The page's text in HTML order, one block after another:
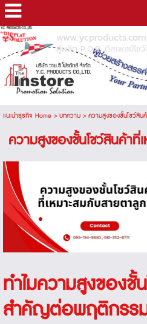
www.ycproducts.com
ผู้ผลิต P.O.P. ดีสเพลย์โช
แนะนำธุรกิจ Home> บทความ> ความสูงของชั้นโชว์สิน
ความสูงของชั้นโชว์สินค้าที่
ทำไมความสูงของชั้
สำคัญต่อพฤติกรร